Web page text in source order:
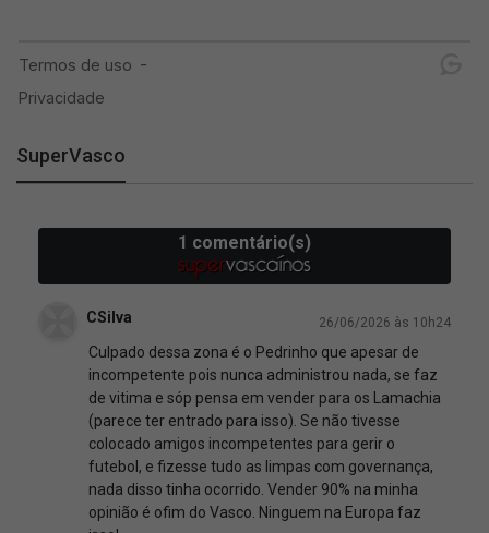
SuperVasco